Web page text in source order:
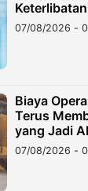
Hilangnya
Miliar
07/08/2026 -
Biaya
Terus
yang Jadi
07/08/2026 -